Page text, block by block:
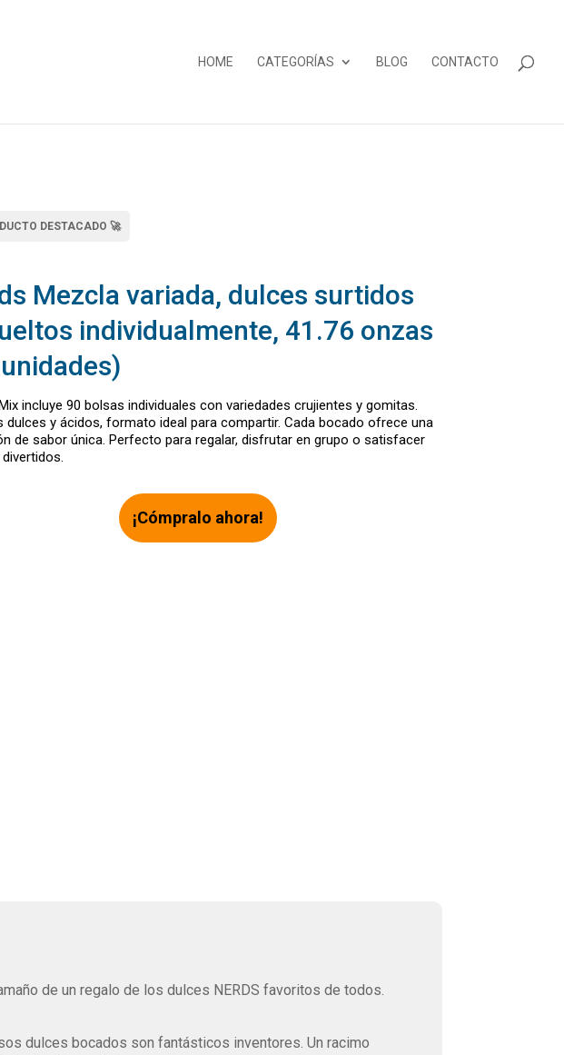
HOME CATEGORÍAS BLOG CONTACTO
DESTACADO 🚀
Mezcla variada, dulces surtidos
individualmente, 41.76 onzas
incluye 90 bolsas individuales con variedades crujientes y gomitas.
dulces y ácidos, formato ideal para compartir. Cada bocado ofrece una
de sabor única. Perfecto para regalar, disfrutar en grupo o satisfacer
¡Cómpralo ahora!
de un regalo de los dulces NERDS favoritos de todos.
dulces bocados son fantásticos inventores. Un racimo